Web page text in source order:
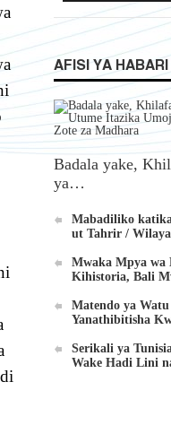
AFISI YA HABARI
Badala yake,
ya…
Mabadiliko
ut Tahrir /
Mwaka Mpya wa
Kihistoria, Bali
Matendo ya
Yanathibitisha
Serikali ya
Wake Hadi Lini